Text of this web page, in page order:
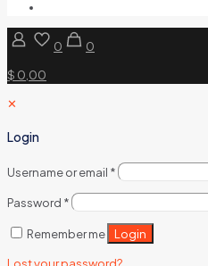
0
0
$ 0,00
✕
Login
Username or email *
Password *
Remember me Login